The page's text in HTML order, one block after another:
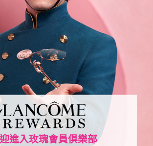
進入玫瑰會員俱樂部